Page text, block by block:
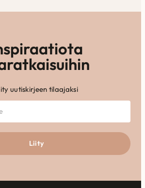
uutiskirjeen tilaajaksi
Liity